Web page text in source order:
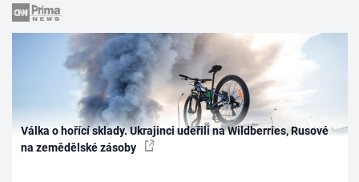
Válka o hořící sklady. Ukrajinci udeřili na Wildberries, Rusové
na zemědělské zásoby